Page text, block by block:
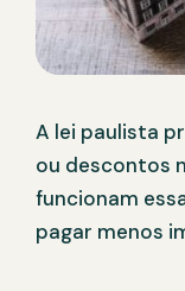
A lei paulista
ou descontos
funcionam
pagar menos